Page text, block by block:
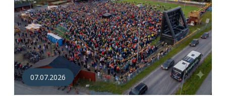
07.07.2026